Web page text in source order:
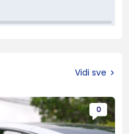
Vidi sve
0